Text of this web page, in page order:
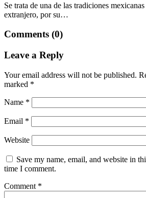
Se trata de una de las tradiciones
extranjero, por su…
Comments (0)
Leave a Reply
Your email address will not be published.
marked *
Name *
Email *
Website
Save my name, email, and website in
time I comment.
Comment *